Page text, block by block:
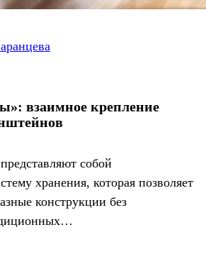
взаимное крепление
собой
хранения, которая позволяет
конструкции без